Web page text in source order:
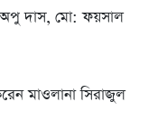
অপু দাস, মো: ফয়সাল
মাওলানা সিরাজুল